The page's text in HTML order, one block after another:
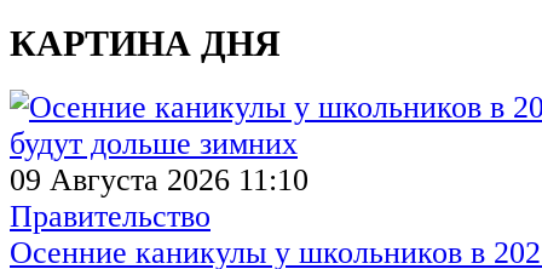
КАРТИНА ДНЯ
09 Августа 2026 11:10
Правительство
Осенние каникулы у школьников в